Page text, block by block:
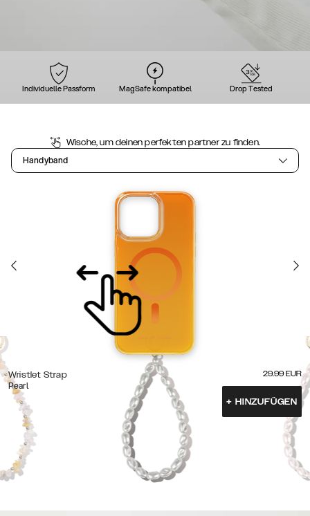
Individuelle Passform MagSafe kompatibel Drop Tested
Wische, um deinen perfekten partner zu finden.
Handyband
Wristlet Strap
Pearl
29.99 EUR
+ HINZUFÜGEN